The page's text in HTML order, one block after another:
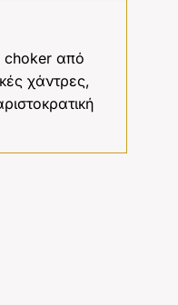
choker από
χάντρες,